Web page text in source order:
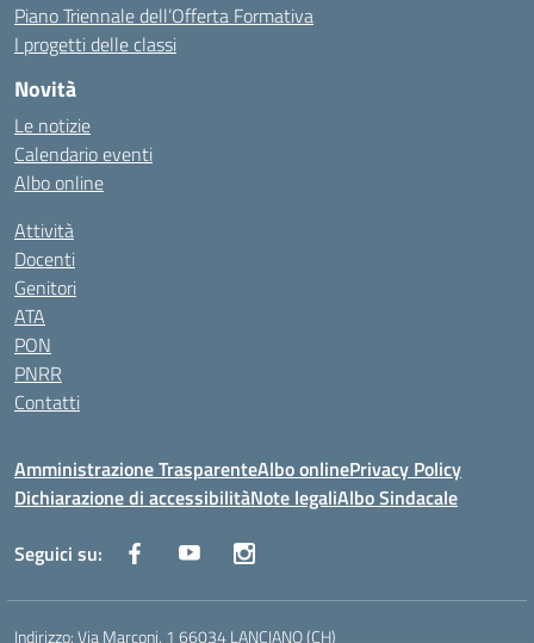
Piano Triennale dell’Offerta Formativa
I progetti delle classi
Novità
Le notizie
Calendario eventi
Albo online
Attività
Docenti
Genitori
ATA
PON
PNRR
Contatti
Amministrazione TrasparenteAlbo onlinePrivacy Policy
Dichiarazione di accessibilitàNote legaliAlbo Sindacale
Seguici su:
Indirizzo:Via Marconi, 1 66034 LANCIANO (CH)